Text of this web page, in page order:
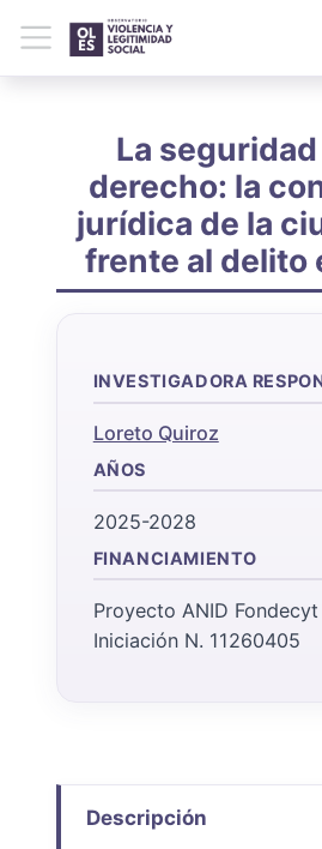
La
derecho: la
jurídica de la
frente al delito
INVESTIGADORA
Loreto Quiroz
AÑOS
2025-2028
FINANCIAMIENTO
Proyecto ANID
Iniciación N. 11260405
Descripción